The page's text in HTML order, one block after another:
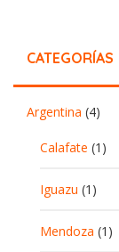
CATEGORÍAS
Argentina (4)
Calafate (1)
Iguazu (1)
Mendoza (1)